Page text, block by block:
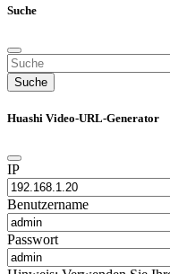
Suche
Suche
Huashi Video-URL-Generator
IP
Benutzername
Passwort